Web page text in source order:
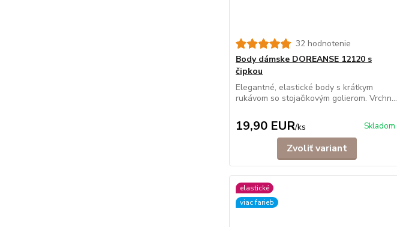
32 hodnotenie
Body dámske DOREANSE 12120 s
čipkou
Elegantné, elastické body s krátkym
rukávom so stojačikovým golierom. Vrchn...
19,90 EUR/ks Skladom
Zvoliť variant
elastické
viac farieb